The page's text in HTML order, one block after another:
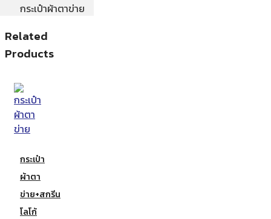
กระเป๋าผ้าตาข่าย
Related
Products
กระเป๋า
ผ้าตา
ข่าย+สกรีน
โลโก้